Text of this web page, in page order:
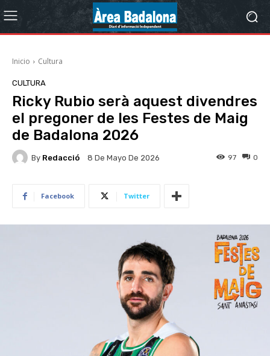
Inicio Cultura
CULTURA
Ricky Rubio serà aquest divendres
el pregoner de les Festes de Maig
de Badalona 2026
By Redacció 8 De Mayo De 2026 0
97
Facebook Twitter